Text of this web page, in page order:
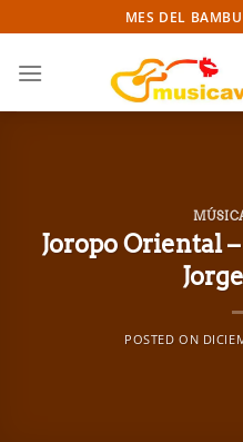
to
content
MES DEL
Joropo Oriental
POSTED ON